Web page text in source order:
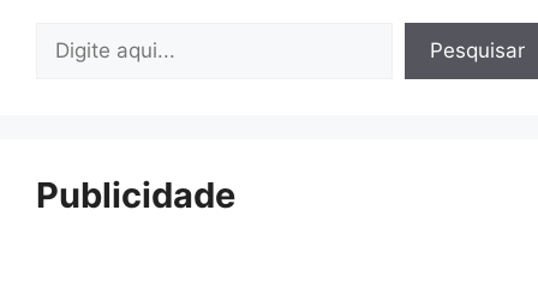
Pesquisar Pesquisar
Publicidade